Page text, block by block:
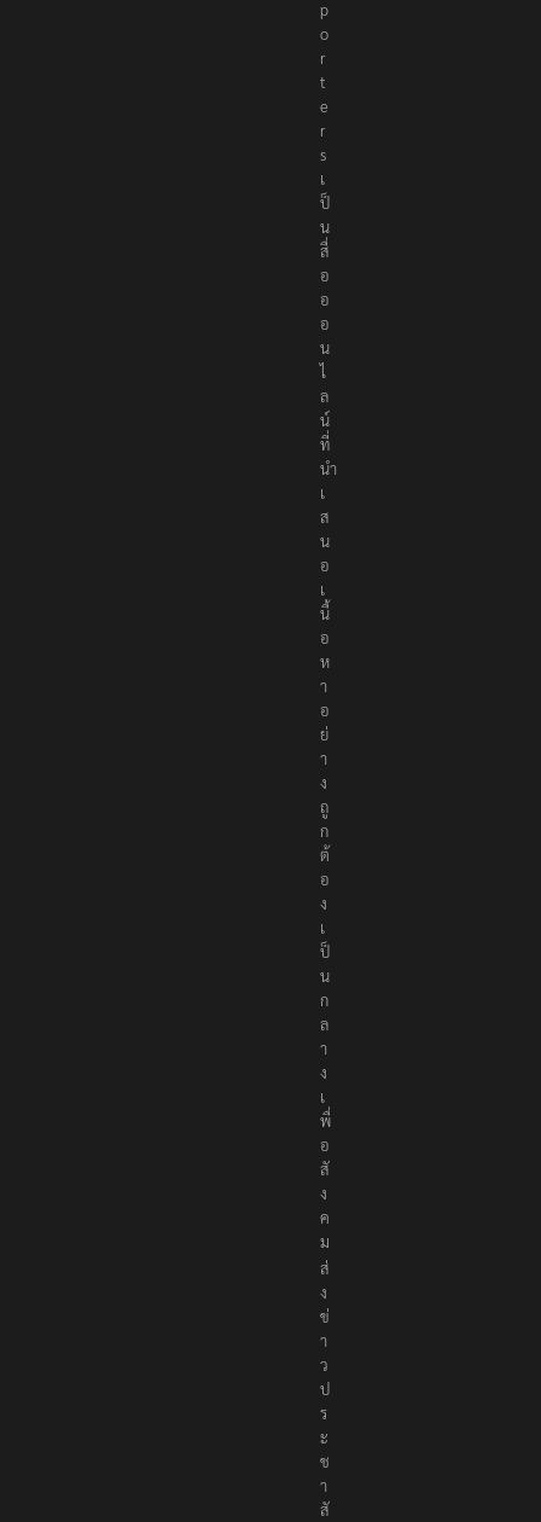
p
o
r
t
e
r
s
เ
ป็
น
สื่
อ
อ
อ
น
ไ
ล
น์
ที่
นำ
เ
ส
น
อ
เ
นื้
อ
ห
า
อ
ย่
า
ง
ถู
ก
ต้
อ
ง
เ
ป็
น
ก
ล
า
ง
เ
พื่
อ
สั
ง
ค
ม
ส่
ง
ข่
า
ว
ป
ร
ะ
ช
า
สั